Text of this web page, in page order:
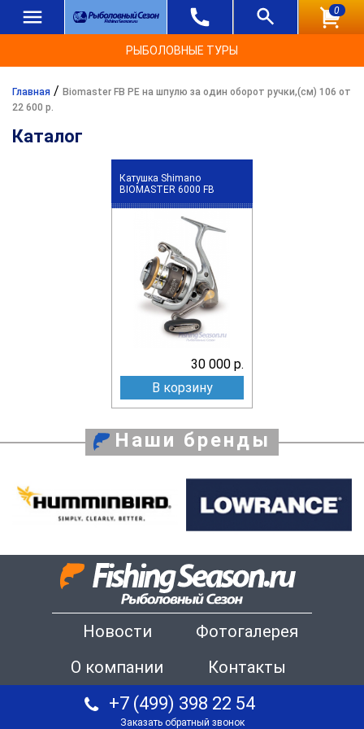
0
РЫБОЛОВНЫЕ ТУРЫ
Главная / Biomaster FB PE на шпулю за один оборот ручки,(см) 106 от
22 600 р.
Каталог
Катушка Shimano
BIOMASTER 6000 FB
30 000 р.
В корзину
Наши бренды
Новости
Фотогалерея
О компании
Контакты
+7 (499) 398 22 54
Заказать обратный звонок